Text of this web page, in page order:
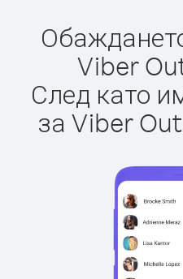
Viber
След като
за Viber